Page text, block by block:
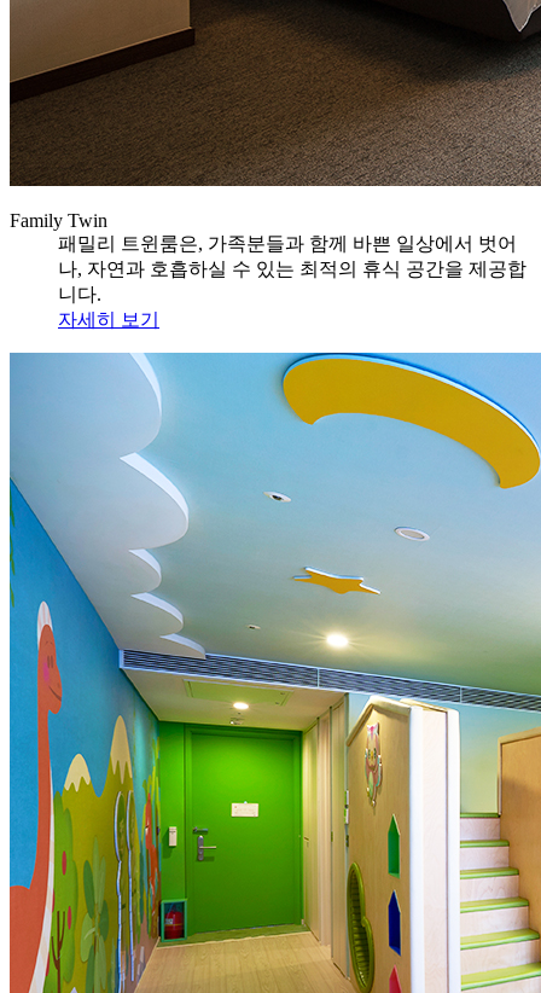
Family Twin
패밀리 트윈룸은, 가족분들과 함께 바쁜 일상에서 벗어
나, 자연과 호흡하실 수 있는 최적의 휴식 공간을 제공합
니다.
자세히 보기